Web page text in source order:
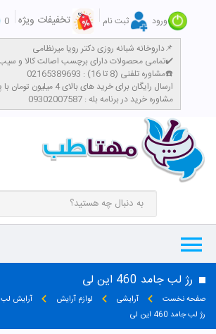
ورود ثبت نام تخفیفات ویژه 0
داروخانه شبانه روزی دکتر رویا میرنظامی📌
تمامی محصولات دارای برچسب اصالت کالا و سیب سلامت میباشند✔️
مشاوره تلفنی (8 تا 16) : 02165389693☎️
​ارسال رایگان برای خرید های بالای 4 میلیون تومان با پست پیشتاز
مشاوره خرید در برنامه بله : 09302007587
رژ لب جامد 460 این لی
صفحه نخست آرایشی لوازم آرایش آرایش لب
رژ لب جامد 460 این لی